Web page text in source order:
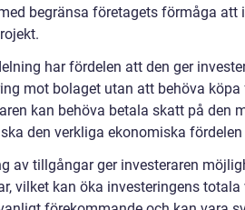
begränsa företagets förmåga att
har fördelen att den ger
mot bolaget utan att behöva köpa
kan behöva betala skatt på den
den verkliga ekonomiska
av tillgångar ger investeraren
vilket kan öka investeringens